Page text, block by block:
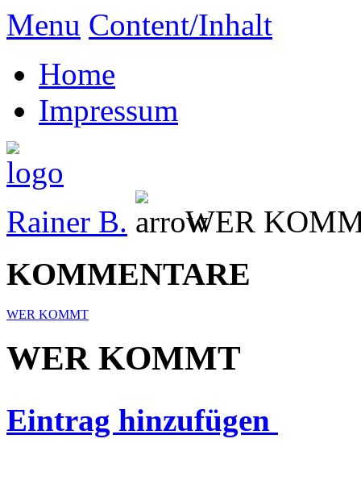
Menu Content/Inhalt
Home
Impressum
Rainer B. WER
KOMMENTARE
WER KOMMT
WER KOMMT
Eintrag hinzufügen